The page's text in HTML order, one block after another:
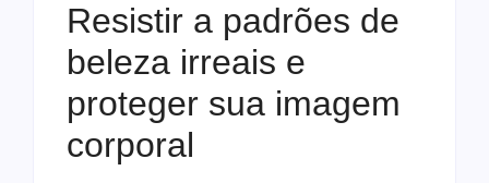
Resistir a padrões de
beleza irreais e
proteger sua imagem
corporal